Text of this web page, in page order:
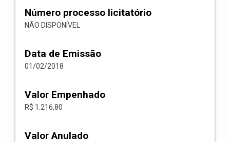
Número processo licitatório
NÃO DISPONÍVEL
Data de Emissão
01/02/2018
Valor Empenhado
R$ 1.216,80
Valor Anulado